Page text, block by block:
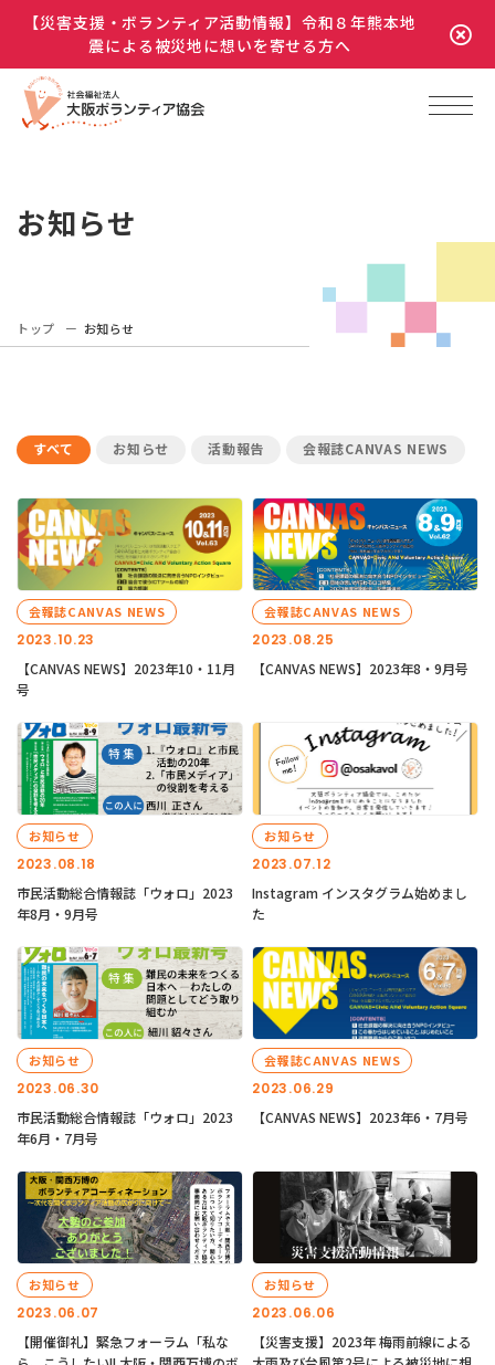
【災害支援・ボランティア活動情報】令和８年熊本地
震による被災地に想いを寄せる方へ
お知らせ
トップ お知らせ
すべて お知らせ 活動報告 会報誌CANVAS NEWS
2023.10.23
会報誌CANVAS NEWS
【CANVAS NEWS】2023年10・11月
号
2023.08.25
会報誌CANVAS NEWS
【CANVAS NEWS】2023年8・9月号
2023.08.18
お知らせ
市民活動総合情報誌「ウォロ」2023
年8月・9月号
2023.07.12
お知らせ
Instagram インスタグラム始めまし
た
2023.06.30
お知らせ
市民活動総合情報誌「ウォロ」2023
年6月・7月号
2023.06.29
会報誌CANVAS NEWS
【CANVAS NEWS】2023年6・7月号
2023.06.07
お知らせ
【開催御礼】緊急フォーラム「私な
2023.06.06
お知らせ
【災害支援】2023年 梅雨前線による